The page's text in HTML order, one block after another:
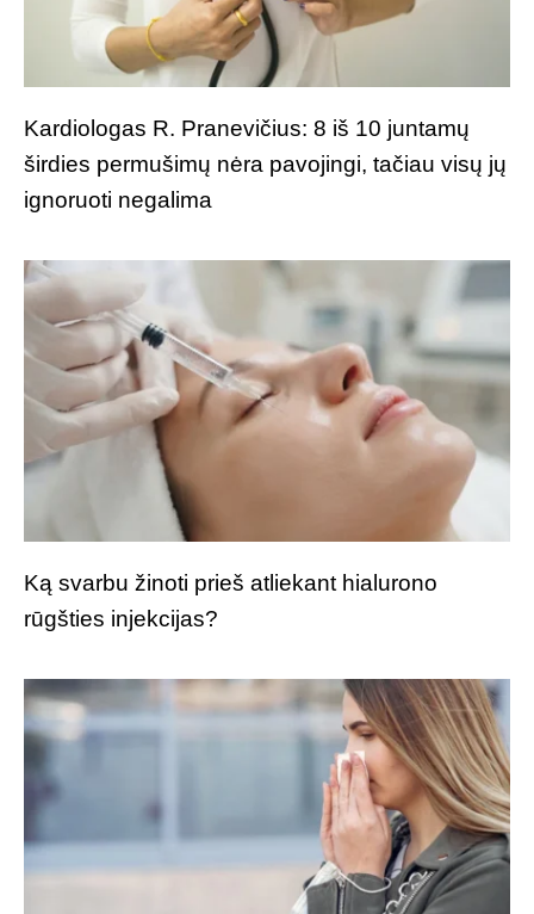
Kardiologas R. Pranevičius: 8 iš 10 juntamų
širdies permušimų nėra pavojingi, tačiau visų jų
ignoruoti negalima
Ką svarbu žinoti prieš atliekant hialurono
rūgšties injekcijas?